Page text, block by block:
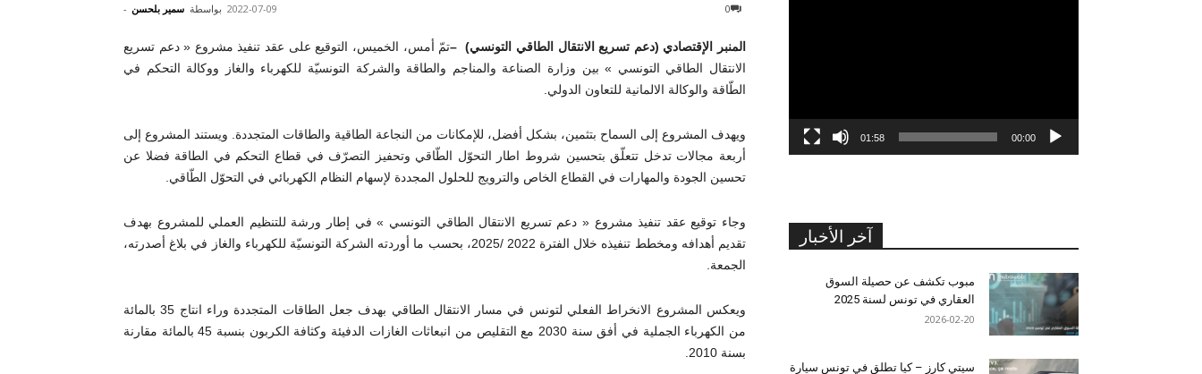
بواسطة سمير بلحسن - 2022-07-09 0
المنبر الإقتصادي (دعم تسريع الانتقال الطاقي التونسي)
–تمّ أمس، الخميس، التوقيع على عقد تنفيذ مشروع « دعم تسريع
الانتقال الطاقي التونسي » بين وزارة الصناعة والمناجم والطاقة والشركة التونسيّة للكهرباء والغاز ووكالة التحكم في
الطّاقة والوكالة الالمانية للتعاون الدولي.
ويهدف المشروع إلى السماح بتثمين، بشكل أفضل، للإمكانات من النجاعة الطاقية والطاقات المتجددة. ويستند المشروع إلى
أربعة مجالات تدخل تتعلّق بتحسين شروط اطار التحوّل الطّاقي وتحفيز التصرّف في قطاع التحكم في الطاقة فضلا عن
تحسين الجودة والمهارات في القطاع الخاص والترويج للحلول المجددة لإسهام النظام الكهربائي في التحوّل الطّاقي.
وجاء توقيع عقد تنفيذ مشروع « دعم تسريع الانتقال الطاقي التونسي » في إطار ورشة للتنظيم العملي للمشروع بهدف
تقديم أهدافه ومخطط تنفيذه خلال الفترة 2022 /2025، بحسب ما أوردته الشركة التونسيّة للكهرباء والغاز في بلاغ أصدرته،
الجمعة.
ويعكس المشروع الانخراط الفعلي لتونس في مسار الانتقال الطاقي بهدف جعل الطاقات المتجددة وراء انتاج 35 بالمائة
من الكهرباء الجملية في أفق سنة 2030 مع التقليص من انبعاثات الغازات الدفيئة وكثافة الكربون بنسبة 45 بالمائة مقارنة
بسنة 2010.
00:00
01:58
آخر الأخبار
مبوب تكشف عن حصيلة السوق
العقاري في تونس لسنة 2025
2026-02-20
سيتي كارز – كيا تطلق في تونس سيارة